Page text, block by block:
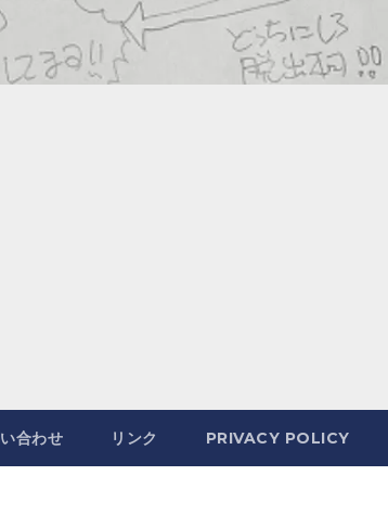
合わせ リンク PRIVACY POLICY